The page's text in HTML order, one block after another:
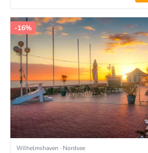
-16%
Wilhelmshaven · Nordsee